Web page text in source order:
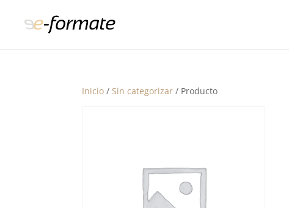
Inicio / Sin categorizar / Producto